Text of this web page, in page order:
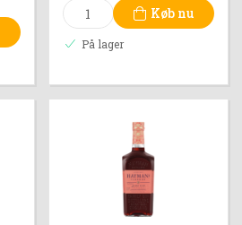
Køb nu
På lager